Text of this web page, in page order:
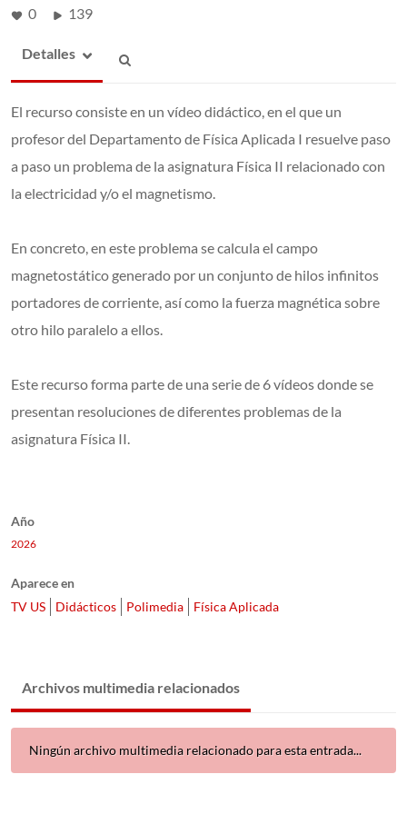
0 139
Detalles
El recurso consiste en un vídeo didáctico, en el que un
profesor del Departamento de Física Aplicada I resuelve paso
a paso un problema de la asignatura Física II relacionado con
la electricidad y/o el magnetismo.
En concreto, en este problema se calcula el campo
magnetostático generado por un conjunto de hilos infinitos
portadores de corriente, así como la fuerza magnética sobre
otro hilo paralelo a ellos.
Este recurso forma parte de una serie de 6 vídeos donde se
presentan resoluciones de diferentes problemas de la
asignatura Física II.
Año
2026
Aparece en
TV US
Didácticos Polimedia Física Aplicada
Archivos multimedia relacionados
Ningún archivo multimedia relacionado para esta entrada...